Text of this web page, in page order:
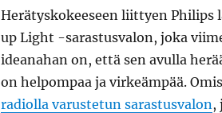
Herätyskokeeseen liittyen
up Light -sarastusvalon, joka
ideanahan on, että sen avulla
on helpompaa ja virkeämpää.
radiolla varustetun sarastusvalon,